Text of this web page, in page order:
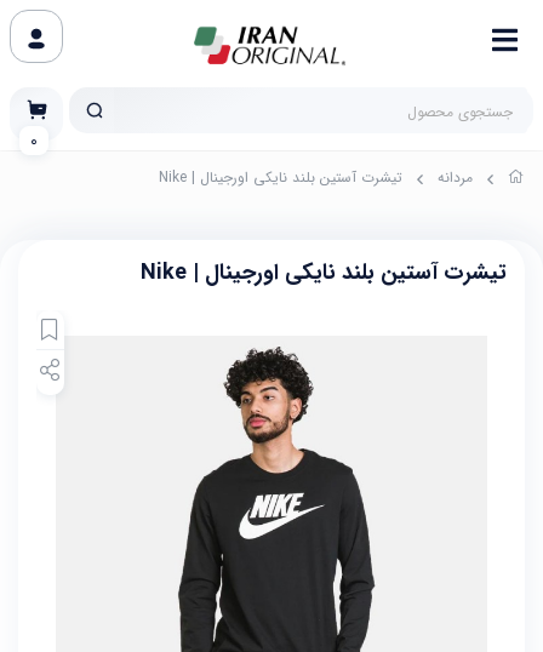
مردانه تیشرت آستین بلند نایکی اورجینال | Nike
تیشرت آستین بلند نایکی اورجینال | Nike
0